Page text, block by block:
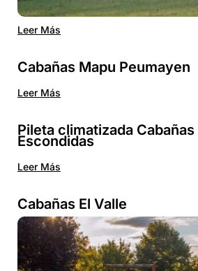
Leer Más
Cabañas Mapu Peumayen
Leer Más
Pileta climatizada Cabañas
Escondidas
Leer Más
Cabañas El Valle